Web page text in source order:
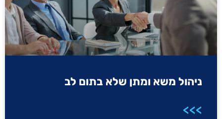
ניהול משא ומתן שלא בתום לב
>>>